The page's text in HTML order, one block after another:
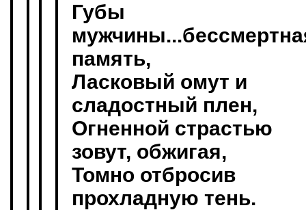
Губы
память,
Ласковый омут и
сладостный плен,
Огненной страстью
зовут, обжигая,
Томно отбросив
прохладную тень.